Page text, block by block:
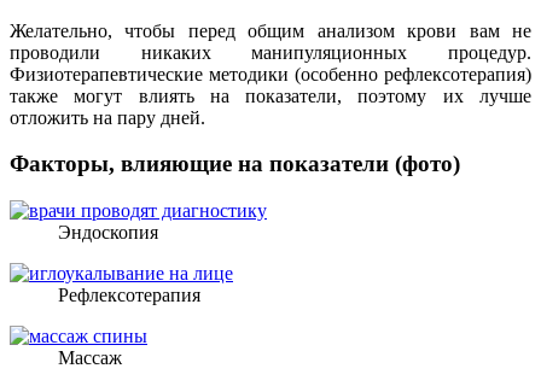
Желательно, чтобы перед общим анализом крови вам не
проводили никаких манипуляционных процедур.
Физиотерапевтические методики (особенно рефлексотерапия)
также могут влиять на показатели, поэтому их лучше
отложить на пару дней.
Факторы, влияющие на показатели (фото)
Эндоскопия
Рефлексотерапия
Массаж